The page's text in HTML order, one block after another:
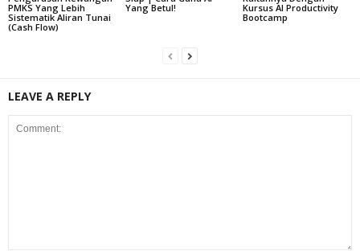
PMKS Yang Lebih
Sistematik Aliran Tunai
(Cash Flow)
Yang Betul!
Kursus AI Productivity
Bootcamp
LEAVE A REPLY